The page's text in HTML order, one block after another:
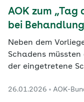
AOK zum „Tag
bei
Neben dem
Schadens
der eingetretene
die
26.01.2026 AOK-